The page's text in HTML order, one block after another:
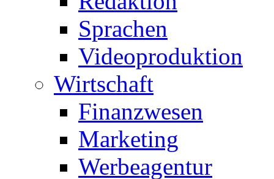
Sprachen
Videoproduktion
Wirtschaft
Finanzwesen
Marketing
Werbeagentur